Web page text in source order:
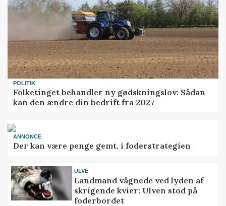
POLITIK
Folketinget behandler ny gødskningslov: Sådan
kan den ændre din bedrift fra 2027
ANNONCE
Der kan være penge gemt, i foderstrategien
ULVE
Landmand vågnede ved lyden af
skrigende kvier: Ulven stod på
foderbordet